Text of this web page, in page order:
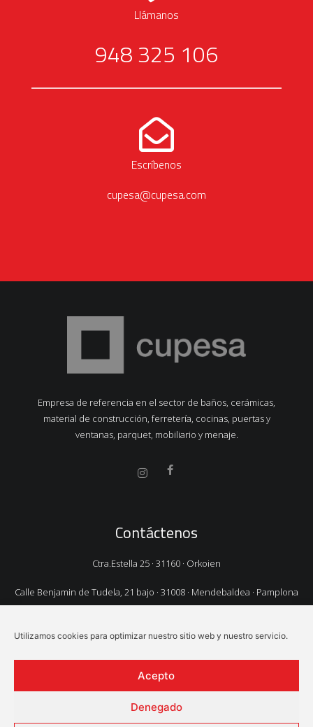
Utilizamos cookies para optimizar nuestro sitio web y nuestro servicio.
Acepto
Denegado
Llámanos
948 325 106
Escríbenos
cupesa@cupesa.com
Empresa de referencia en el sector de baños, cerámicas,
material de construcción, ferretería, cocinas, puertas y
ventanas, parquet, mobiliario y menaje.
Contáctenos
Ctra.Estella 25 · 31160 · Orkoien
Calle Benjamin de Tudela, 21 bajo · 31008 · Mendebaldea · Pamplona
EMAIL: cupesa@cupesa.com
© Cupesa · Desarrollado con porGoviwebs